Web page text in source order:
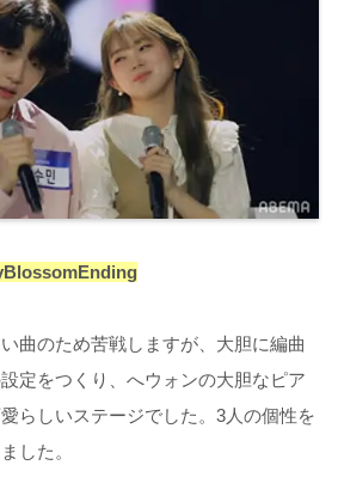
曲のため苦戦しますが、大胆に編曲
定をつくり、へウォンの大胆なピア
らしいステージでした。3人の個性を
した。